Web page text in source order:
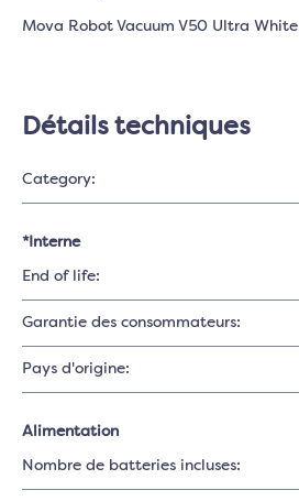
Mova Robot Vacuum V50 Ultra White
Détails techniques
Category:
*Interne
End of life:
Garantie des consommateurs:
Pays d'origine:
Alimentation
Nombre de batteries incluses: